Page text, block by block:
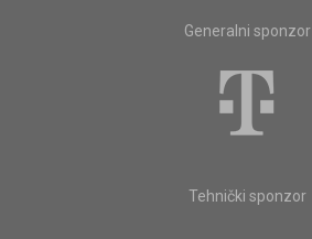
Generalni sponzor
Tehnički sponzor